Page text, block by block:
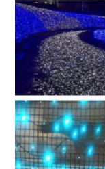
Ｈ１０